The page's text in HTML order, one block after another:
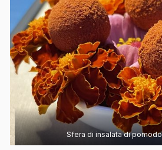
Sfera di insalata di